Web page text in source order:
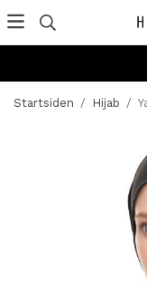
Startsiden / Hijab /